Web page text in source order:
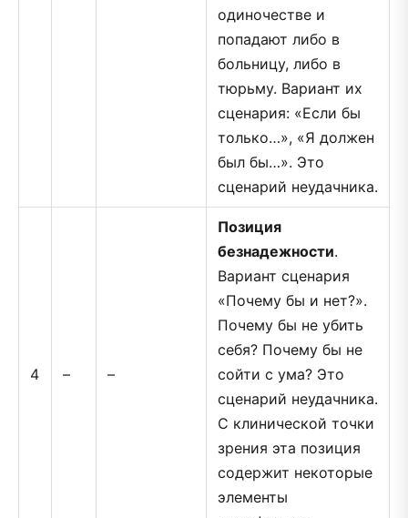
одиночестве и
попадают либо в
больницу, либо в
тюрьму. Вариант их
сценария: «Если бы
только…», «Я должен
был бы…». Это
сценарий неудачника.
4 – –
Позиция
безнадежности.
Вариант сценария
«Почему бы и нет?».
Почему бы не убить
себя? Почему бы не
сойти с ума? Это
сценарий неудачника.
С клинической точки
зрения эта позиция
содержит некоторые
элементы